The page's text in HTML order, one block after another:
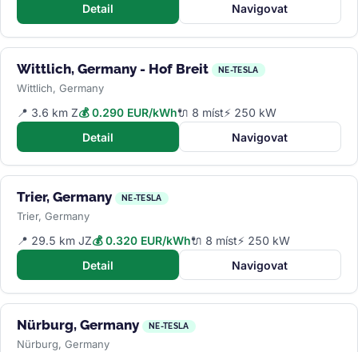
Detail
Navigovat
Wittlich, Germany - Hof Breit NE-TESLA
Wittlich, Germany
📍 3.6 km Z💰 0.290 EUR/kWh🔌 8 míst⚡ 250 kW
Detail
Navigovat
Trier, Germany NE-TESLA
Trier, Germany
📍 29.5 km JZ💰 0.320 EUR/kWh🔌 8 míst⚡ 250 kW
Detail
Navigovat
Nürburg, Germany NE-TESLA
Nürburg, Germany